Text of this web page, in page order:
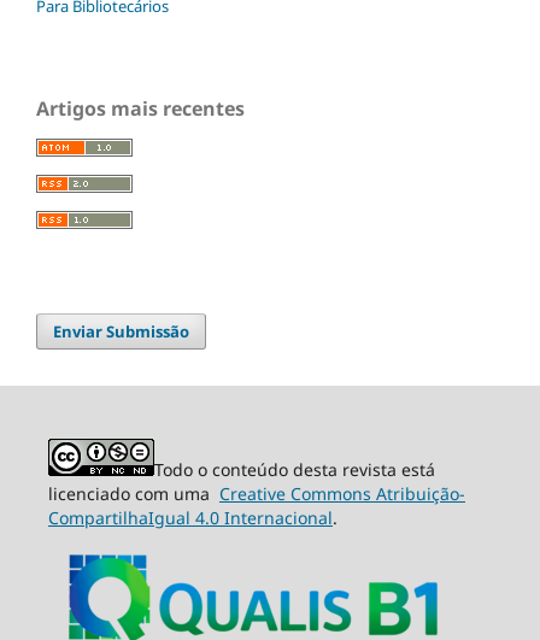
Para Bibliotecários
Artigos mais recentes
Enviar Submissão
Todo o conteúdo desta revista está
licenciado com uma Creative Commons Atribuição-
CompartilhaIgual 4.0 Internacional.